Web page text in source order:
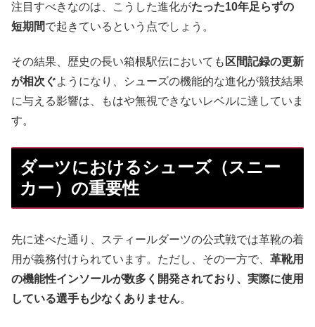
注目すべきなのは、こうした進化がたった10年足らずの
短期間で起きているという点でしょう。
その結果、歴史の長い箱根駅伝においても 区間記録の更新
が相次ぐようになり、シューズの機能的な進化が競技結果
に与える影響は、もはや無視できないレベルに達していま
す。
ダーツにおけるシューズ（スニー
カー）の重要性
先に述べた通り、スティールダーツの公式戦では革靴の着
用が義務付けられています。ただし、その一方で、 革靴用
の機能性インソールが数多く開発されており、実際に使用
している選手も少なくありません。